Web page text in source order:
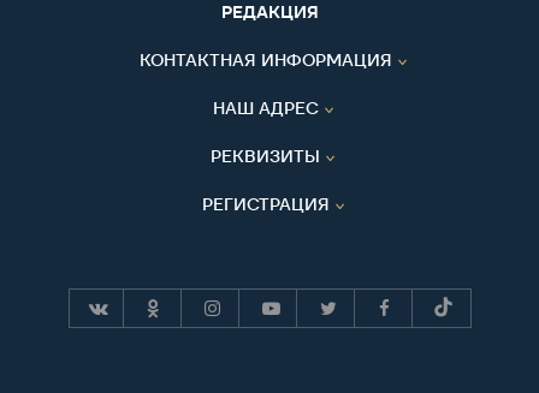
РЕДАКЦИЯ
КОНТАКТНАЯ ИНФОРМАЦИЯ
НАШ АДРЕС
РЕКВИЗИТЫ
РЕГИСТРАЦИЯ